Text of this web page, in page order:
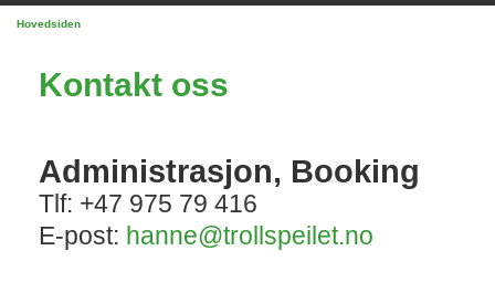
Hovedsiden
Kontakt oss
Administrasjon, Booking
Tlf: +47 975 79 416
E-post: hanne@trollspeilet.no